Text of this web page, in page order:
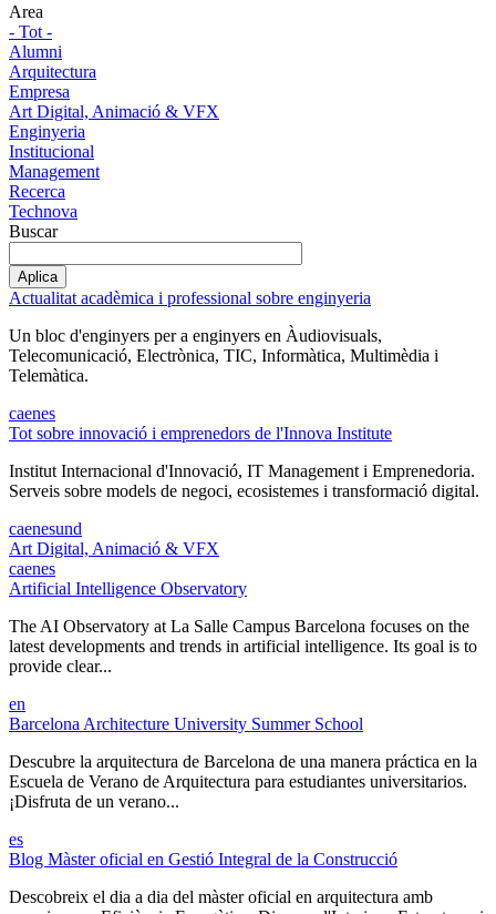
Area
- Tot -
Alumni
Arquitectura
Empresa
Art Digital, Animació & VFX
Enginyeria
Institucional
Management
Recerca
Technova
Buscar
Actualitat acadèmica i professional sobre enginyeria
Un bloc d'enginyers per a enginyers en Àudiovisuals,
Telecomunicació, Electrònica, TIC, Informàtica, Multimèdia i
Telemàtica.
caenes
Tot sobre innovació i emprenedors de l'Innova Institute
Institut Internacional d'Innovació, IT Management i Emprenedoria.
Serveis sobre models de negoci, ecosistemes i transformació digital.
caenesund
Art Digital, Animació & VFX
caenes
Artificial Intelligence Observatory
The AI Observatory at La Salle Campus Barcelona focuses on the
latest developments and trends in artificial intelligence. Its goal is to
provide clear...
en
Barcelona Architecture University Summer School
Descubre la arquitectura de Barcelona de una manera práctica en la
Escuela de Verano de Arquitectura para estudiantes universitarios.
¡Disfruta de un verano...
es
Blog Màster oficial en Gestió Integral de la Construcció
Descobreix el dia a dia del màster oficial en arquitectura amb